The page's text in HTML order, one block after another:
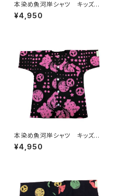
本染め魚河岸シャツ キッズ用1
00サイズ 認定証付き 木綿
晒 獅子柄 黒×ラスタ 子供
津 浜通り 港町
¥4,950
本染め魚河岸シャツ キッズ用1
00サイズ 認定証付き 木綿
晒 星柄入り豆絞り 黒×ピン
シャツ 濱いちシャツ 焼津
浜通り 港町
¥4,950